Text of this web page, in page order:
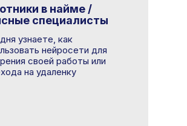
узнаете, как
нейросети для
своей работы или
на удаленку
в найме /
специалисты